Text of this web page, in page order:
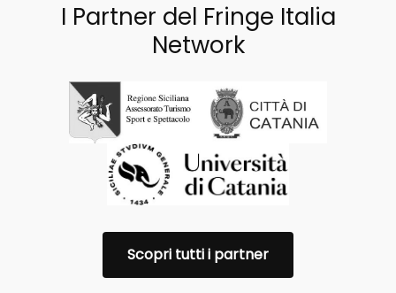
I Partner del Fringe Italia
Network
Scopri tutti i partner